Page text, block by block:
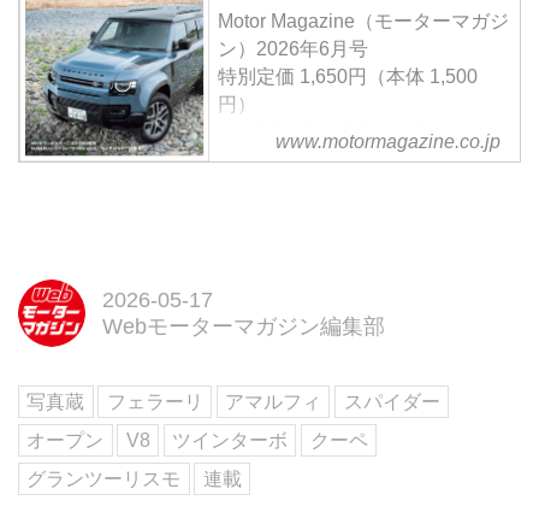
トップ10をカウントダウン形式で
紹介しよう。第8位は、フェラー
リ ローマの後継として登場し
た、新型の2＋2クーペ「アマルフ
14日公開、一部修正）
Motor Magazine（モーターマガジ
ン）2026年6月号
特別定価 1,650円（本体 1,500
円）
＜創刊70周年記念特大号＞
【第一特集】ニューSUVの現在地
ウラ60周年 ほか
＜内容紹介＞
6月号の第一特集は、電動化と高
級化で激変する「ニューSUVの現
在地とその先」。PHEVのディフ
ェンダーやポルシェのBEV、復活
www.motormagazine.co.jp
2026-05-17
Webモーターマガジン編集部
写真蔵 フェラーリ アマルフィ
スパイダー
オープン
V8 ツインターボ
クーペ
グランツーリスモ
連載